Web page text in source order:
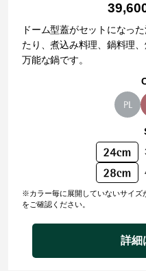
ドーム型蓋がセットになっ
たり、煮込み料理、鍋料理
万能な鍋です。
※カラー毎に展開していないサイズ
をご確認ください。
詳細